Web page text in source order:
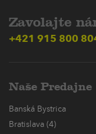
Zavolajte
+421 915 800
Naše Predajne
Banská Bystrica
Bratislava (4)